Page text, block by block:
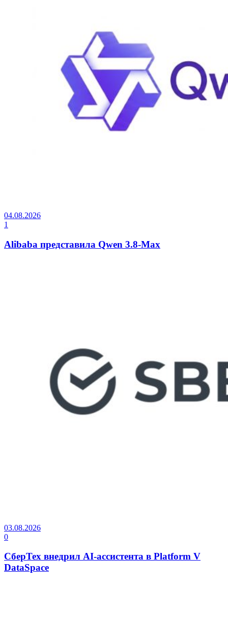
04.08.2026
1
Alibaba представила Qwen 3.8-Max
03.08.2026
0
СберТех внедрил AI-ассистента в Platform V
DataSpace